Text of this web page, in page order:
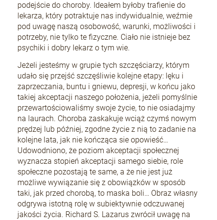
podejście do choroby. Ideałem byłoby trafienie do
lekarza, który potraktuje nas indywidualnie, weźmie
pod uwagę naszą osobowość, warunki, możliwości i
potrzeby, nie tylko te fizyczne. Ciało nie istnieje bez
psychiki i dobry lekarz o tym wie.
Jeżeli jesteśmy w grupie tych szczęściarzy, którym
udało się przejść szczęśliwie kolejne etapy: lęku i
zaprzeczania, buntu i gniewu, depresji, w końcu jako
takiej akceptacji naszego położenia, jeżeli pomyślnie
przewartościowaliśmy swoje życie, to nie osiadajmy
na laurach. Choroba zaskakuje wciąż czymś nowym
prędzej lub później, zgodne życie z nią to zadanie na
kolejne lata, jak nie kończąca sie opowieść…
Udowodniono, że poziom akceptacji społecznej
wyznacza stopień akceptacji samego siebie, role
społeczne pozostają te same, a że nie jest już
możliwe wywiązanie się z obowiązków w sposób
taki, jak przed chorobą, to maska boli… Obraz własny
odgrywa istotną rolę w subiektywnie odczuwanej
jakości życia. Richard S. Lazarus zwrócił uwagę na